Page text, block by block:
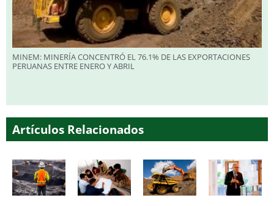
MINEM: MINERÍA CONCENTRÓ EL 76.1% DE LAS EXPORTACIONES
PERUANAS ENTRE ENERO Y ABRIL
Artículos Relacionados